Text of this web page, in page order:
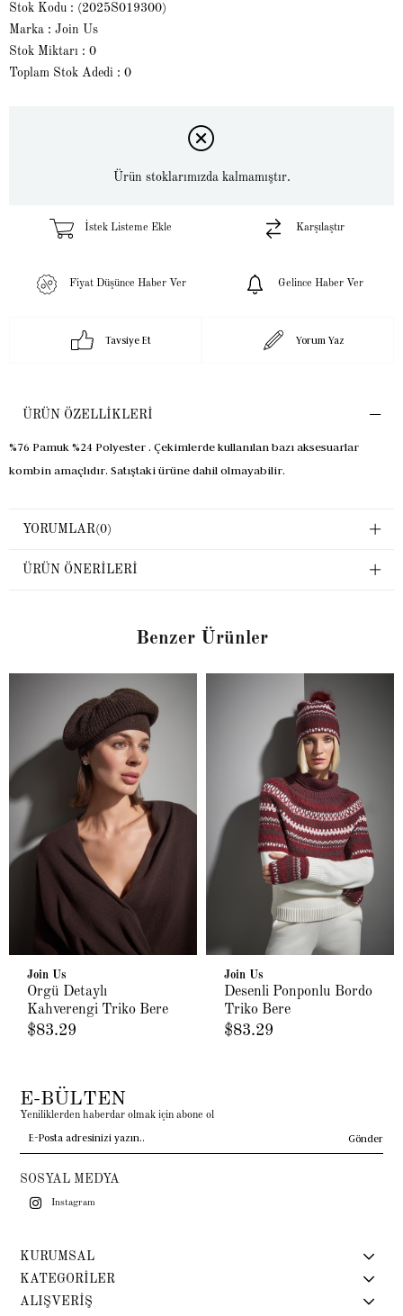
Stok Kodu
(2025S019300)
Marka : Join Us
Stok Miktarı : 0
Toplam Stok Adedi : 0
Ürün stoklarımızda kalmamıştır.
İstek Listeme Ekle Karşılaştır
Fiyat Düşünce Haber Ver Gelince Haber Ver
Tavsiye Et Yorum Yaz
ÜRÜN ÖZELLIKLERI
%76 Pamuk %24 Polyester . Çekimlerde kullanılan bazı aksesuarlar
kombin amaçlıdır. Satıştaki ürüne dahil olmayabilir.
YORUMLAR(0)
ÜRÜN ÖNERILERI
Benzer Ürünler
Join Us
Örgü Detaylı
Kahverengi Triko Bere
$83.29
Join Us
Desenli Ponponlu Bordo
Triko Bere
$83.29
E-BÜLTEN
Yeniliklerden haberdar olmak için abone ol
Gönder
SOSYAL MEDYA
Instagram
KURUMSAL
KATEGORİLER
ALIŞVERİŞ